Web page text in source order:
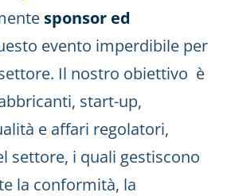
sponsor ed
evento imperdibile per
Il nostro obiettivo è
start-up,
e affari regolatori,
settore, i quali gestiscono
la conformità, la